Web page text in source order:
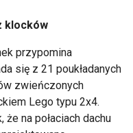
klocków
przypomina
się z 21 poukładanych
zwieńczonych
Lego typu 2x4.
że na połaciach dachu